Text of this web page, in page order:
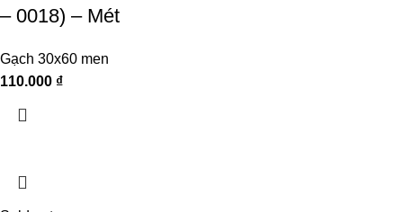
– 0018) – Mét
Gạch 30x60 men
110.000 ₫